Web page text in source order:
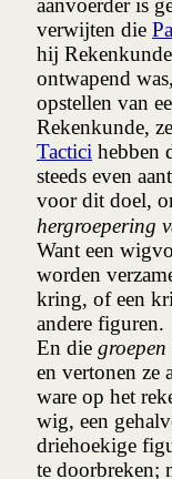
aanvoerder is
verwijten die
hij
ontwapend
opstellen van
Rekenkunde,
Tactici hebben
steeds even
voor dit doel,
hergroepering
Want een
worden
kring, of een
andere figuren.
En die groepen
en vertonen ze
ware op het
wig, een
driehoekige
te doorbreken;